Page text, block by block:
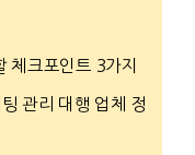
체크포인트 3가지
관리 대행 업체 정